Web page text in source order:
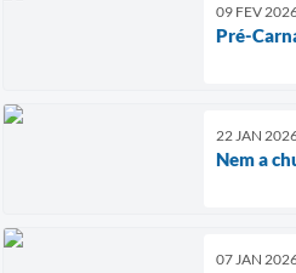
09 FEV
Pré-
22 JAN
Nem a
07 JAN